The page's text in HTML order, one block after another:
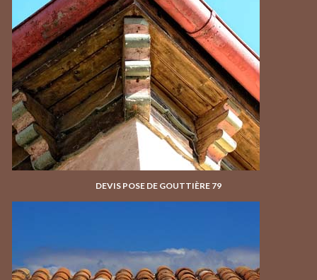
DEVIS POSE DE GOUTTIÈRE 79